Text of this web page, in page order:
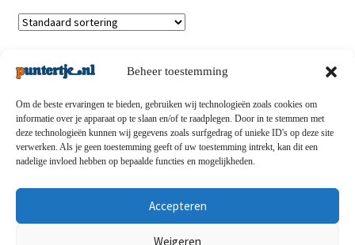
Beheer toestemming
Om de beste ervaringen te bieden, gebruiken wij technologieën zoals cookies om
informatie over je apparaat op te slaan en/of te raadplegen. Door in te stemmen met
deze technologieën kunnen wij gegevens zoals surfgedrag of unieke ID's op deze site
verwerken. Als je geen toestemming geeft of uw toestemming intrekt, kan dit een
nadelige invloed hebben op bepaalde functies en mogelijkheden.
Accepteren
Weigeren
Privacybeleid-Verzending en retouren-Algemene
voorwaarden-Disclaimert-Betaalmethoden-Over ons